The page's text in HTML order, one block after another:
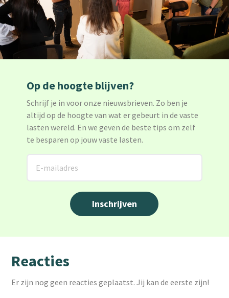
Op de hoogte blijven?
Schrijf je in voor onze nieuwsbrieven. Zo ben je
altijd op de hoogte van wat er gebeurt in de vaste
lasten wereld. En we geven de beste tips om zelf
te besparen op jouw vaste lasten.
Reacties
Er zijn nog geen reacties geplaatst. Jij kan de eerste zijn!